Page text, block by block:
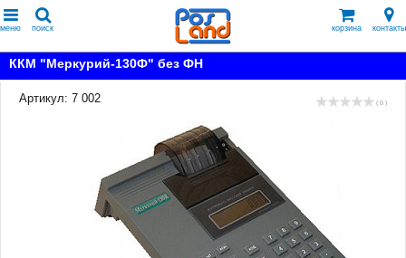
меню поиск корзина контакты
ККМ "Меркурий-130Ф" без ФН
Артикул: 7 002 ( 0 )